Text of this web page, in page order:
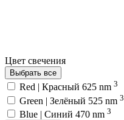
Цвет свечения
Выбрать все
Red | Красный 625 nm 3
Green | Зелёный 525 nm 3
Blue | Синий 470 nm 3